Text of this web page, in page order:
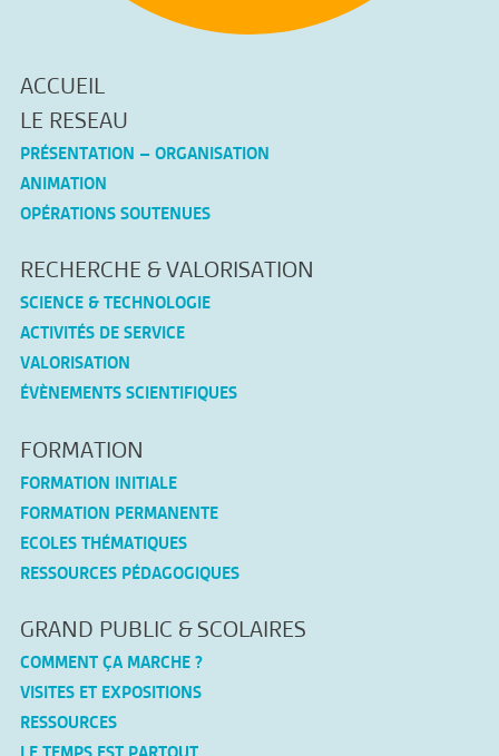
ACCUEIL
LE RESEAU
PRÉSENTATION – ORGANISATION
ANIMATION
OPÉRATIONS SOUTENUES
RECHERCHE & VALORISATION
SCIENCE & TECHNOLOGIE
ACTIVITÉS DE SERVICE
VALORISATION
ÉVÈNEMENTS SCIENTIFIQUES
FORMATION
FORMATION INITIALE
FORMATION PERMANENTE
ECOLES THÉMATIQUES
RESSOURCES PÉDAGOGIQUES
GRAND PUBLIC & SCOLAIRES
COMMENT ÇA MARCHE ?
VISITES ET EXPOSITIONS
RESSOURCES